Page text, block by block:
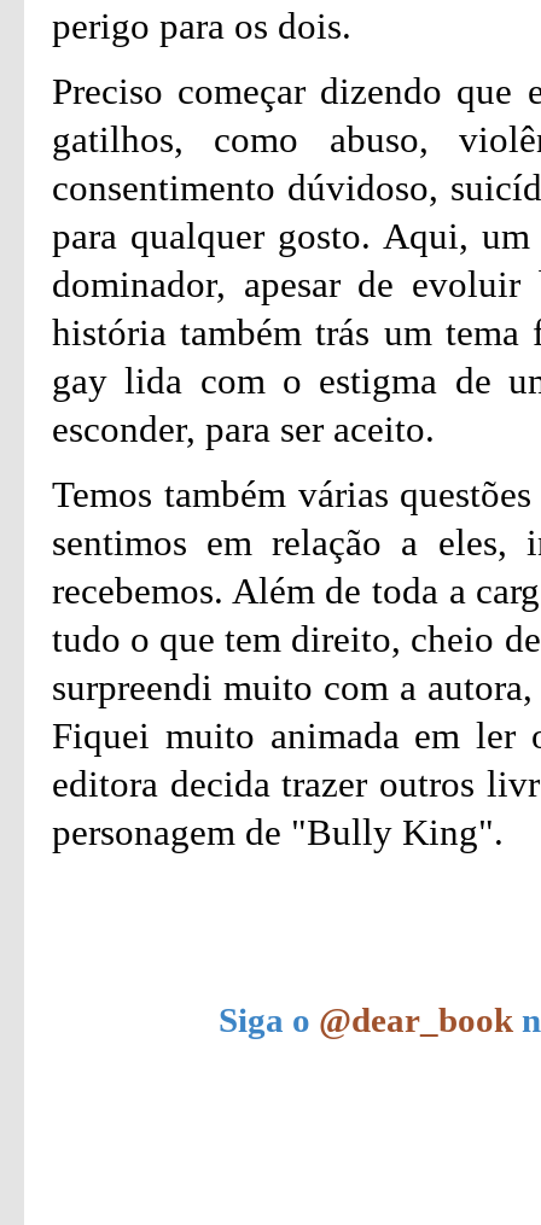
perigo para os dois.
Preciso começar dizendo que
gatilhos, como abuso,
consentimento dúvidoso,
para qualquer gosto. Aqui,
dominador, apesar de
história também trás um
gay lida com o estigma de
esconder, para ser aceito.
Temos também várias
sentimos em relação a eles,
recebemos. Além de toda a
tudo o que tem direito, cheio
surpreendi muito com a
Fiquei muito animada em ler
editora decida trazer outros
personagem de "Bully King".
Siga o @dear_book